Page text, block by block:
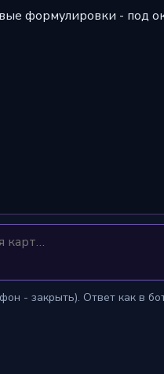
формулировки - под
- закрыть). Ответ как в